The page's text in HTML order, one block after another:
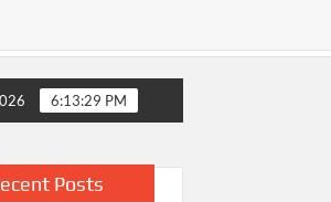
Sila Pengalum Movie review
6:13:30 PM
Posts